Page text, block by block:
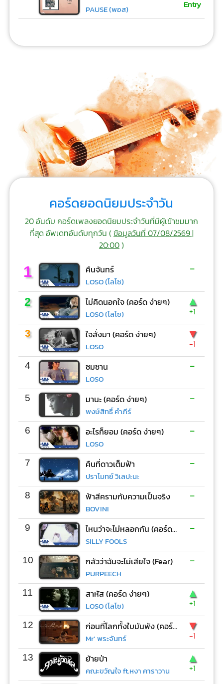
PAUSE (พอส) Entry
คอร์ดยอดนิยมประจำวัน
20 อันดับ คอร์ดเพลงยอดนิยมประจำวันที่มีผู้เข้าชมมาก
ที่สุด อัพเดทอันดับทุกวัน (ข้อมูลวันที่ 07/08/2569 |
20:00)
1 คืนจันทร์
LOSO (โลโซ)
-
2 ไม่คิดนอกใจ (คอร์ด ง่ายๆ)
LOSO (โลโซ)
▲
+1
3 ใจสั่งมา (คอร์ด ง่ายๆ)
LOSO
▼
-1
4 ซมซาน
LOSO
-
5 มานะ (คอร์ด ง่ายๆ)
พงษ์สิทธิ์ คำภีร์
-
6 อะไรก็ยอม (คอร์ด ง่ายๆ)
LOSO
-
7 คืนที่ดาวเต็มฟ้า
ปราโมทย์ วิเลปะนะ
-
8 ฟ้าสีครามกับความเป็นจริง
BOVINI
-
9 ไหนว่าจะไม่หลอกกัน (คอร์ด ง่ายๆ)
SILLY FOOLS
-
10 กลัวว่าฉันจะไม่เสียใจ (Fear)
PURPEECH
-
11 สาหัส (คอร์ด ง่ายๆ)
LOSO (โลโซ)
▲
+1
12 ก่อนที่โลกทั้งใบมันพัง (คอร์ด ง่ายๆ)
Mr’ พระจันทร์
▼
-1
13 ย้ายป่า
คณะขวัญใจ ft.หงา คาราวาน
▲
+1